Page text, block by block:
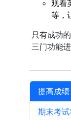
观看
等，
只有成功
三门功能
提高成绩
期末考